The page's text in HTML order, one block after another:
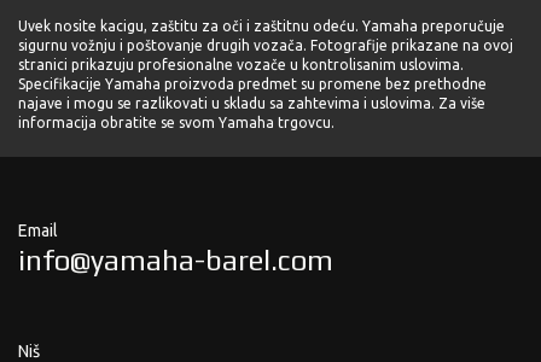
Uvek nosite kacigu, zaštitu za oči i zaštitnu odeću. Yamaha preporučuje
sigurnu vožnju i poštovanje drugih vozača. Fotografije prikazane na ovoj
stranici prikazuju profesionalne vozače u kontrolisanim uslovima.
Specifikacije Yamaha proizvoda predmet su promene bez prethodne
najave i mogu se razlikovati u skladu sa zahtevima i uslovima. Za više
informacija obratite se svom Yamaha trgovcu.
Email
info@yamaha-barel.com
Niš